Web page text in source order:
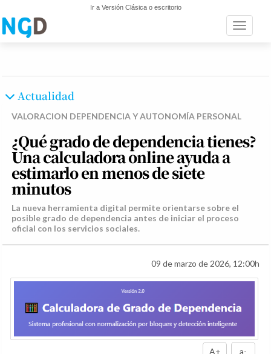
Ir a Versión Clásica o escritorio
Toggle
Actualidad
VALORACION DEPENDENCIA Y AUTONOMÍA PERSONAL
¿Qué grado de dependencia tienes?
Una calculadora online ayuda a
estimarlo en menos de siete
minutos
La nueva herramienta digital permite orientarse sobre el
posible grado de dependencia antes de iniciar el proceso
oficial con los servicios sociales.
09 de marzo de 2026, 12:00h
A+ a-